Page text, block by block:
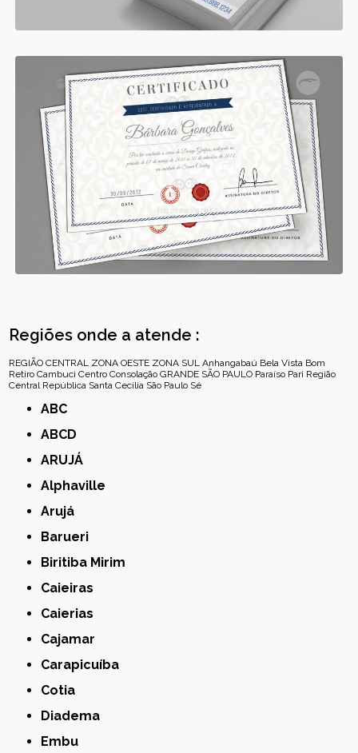
Regiões onde a atende :
REGIÃO CENTRAL ZONA OESTE ZONA SUL Anhangabaú Bela Vista Bom
Retiro Cambuci Centro Consolação GRANDE SÃO PAULO Paraíso Pari Região
Central República Santa Cecília São Paulo Sé
ABC
ABCD
ARUJÁ
Alphaville
Arujá
Barueri
Biritiba Mirim
Caieiras
Caierias
Cajamar
Carapicuíba
Cotia
Diadema
Embu